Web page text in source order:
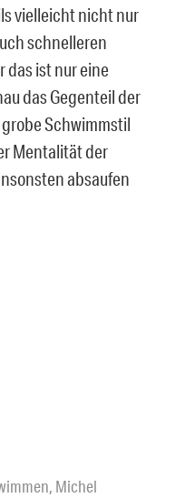
vielleicht nicht nur
schnelleren
das ist nur eine
das Gegenteil der
Schwimmstil
Mentalität der
absaufen
, Michel